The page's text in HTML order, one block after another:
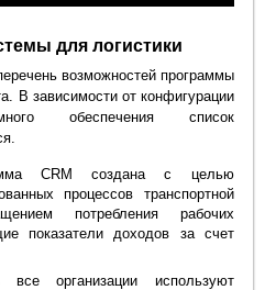
для логистики
возможностей программы
В зависимости от конфигурации
обеспечения список
CRM создана с целью
процессов транспортной
потребления рабочих
показатели доходов за счет
организации используют